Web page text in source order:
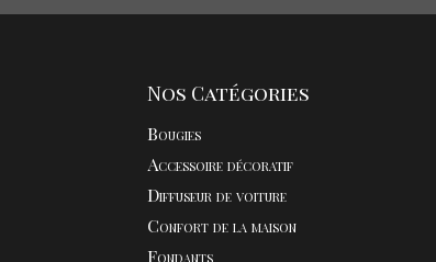
Nos Catégories
Bougies
Accessoire décoratif
Diffuseur de voiture
Confort de la maison
Fondants